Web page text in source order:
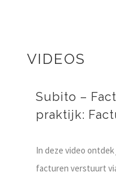
VIDEOS
Subito –
praktijk:
In deze video
facturen verstuurt